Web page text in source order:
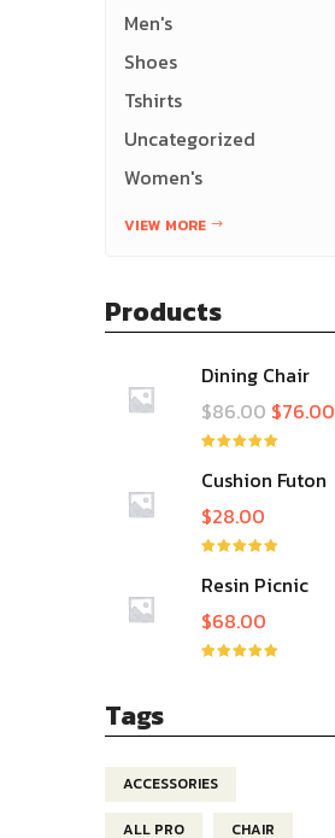
Men's
Shoes
Tshirts
Uncategorized
Women's
VIEW MORE
Products
Dining Chair
$86.00 $76.00
5.00
ตั้งแต่ 1-
5 คะแนน
Cushion Futon
Slipcover
$28.00
5.00
ตั้งแต่ 1-
5 คะแนน
Resin Picnic
Table
$68.00
Tags
ACCESSORIES
ALL PRO CHAIR